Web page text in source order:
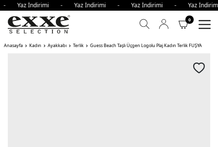
- Yaz İndirimi - Yaz İndirimi - Yaz İndirimi - Yaz
0
Anasayfa Kadın Ayakkabı Terlik Guess Beach Taşlı Üçgen Logolu Plaj Kadın Terlik FUŞYA